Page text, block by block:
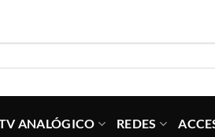
ANALÓGICO REDES